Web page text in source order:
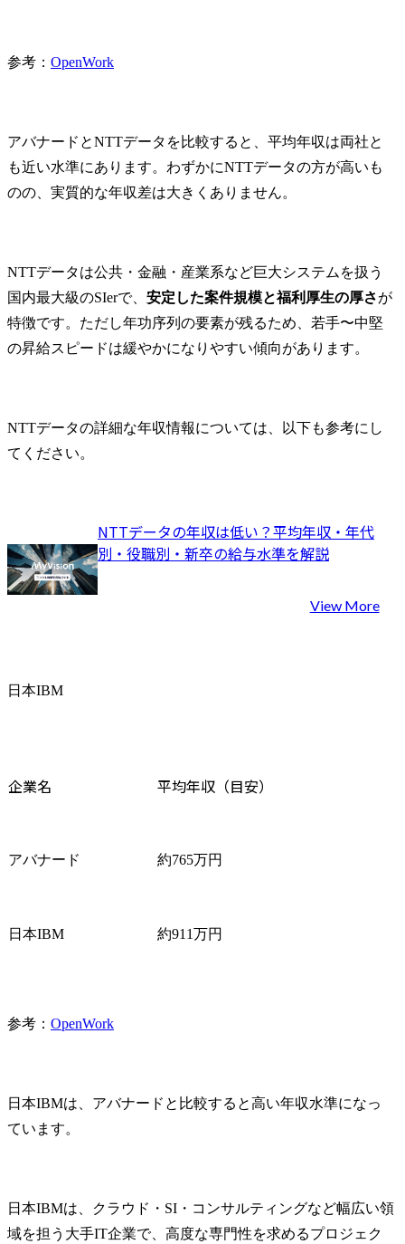
参考： OpenWork
アバナードとNTTデータを比較すると、平均年収は両社と
も近い水準にあります。わずかにNTTデータの方が高いも
のの、実質的な年収差は大きくありません。
NTTデータは公共・金融・産業系など巨大システムを扱う
国内最大級のSIerで、 安定した案件規模と福利厚生の厚さが
特徴です。ただし年功序列の要素が残るため、若手〜中堅
の昇給スピードは緩やかになりやすい傾向があります。
NTTデータの詳細な年収情報については、以下も参考にし
てください。
NTTデータの年収は低い？平均年収・年代
別・役職別・新卒の給与水準を解説
View More
日本IBM
企業名 平均年収（目安）
アバナード 約765万円
日本IBM 約911万円
参考： OpenWork
日本IBMは、アバナードと比較すると高い年収水準になっ
ています。
日本IBMは、クラウド・SI・コンサルティングなど幅広い領
域を担う大手IT企業で、高度な専門性を求めるプロジェク